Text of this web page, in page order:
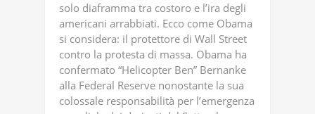
solo diaframma tra costoro e l’ira degli
americani arrabbiati. Ecco come Obama
si considera: il protettore di Wall Street
contro la protesta di massa. Obama ha
confermato “Helicopter Ben” Bernanke
alla Federal Reserve nonostante la sua
colossale responsabilità per l’emergenza